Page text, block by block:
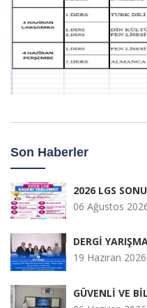
Son Haberler
2026 LGS
06 Ağustos
DERGİ
19 Haziran 2026
GÜVENLİ VE